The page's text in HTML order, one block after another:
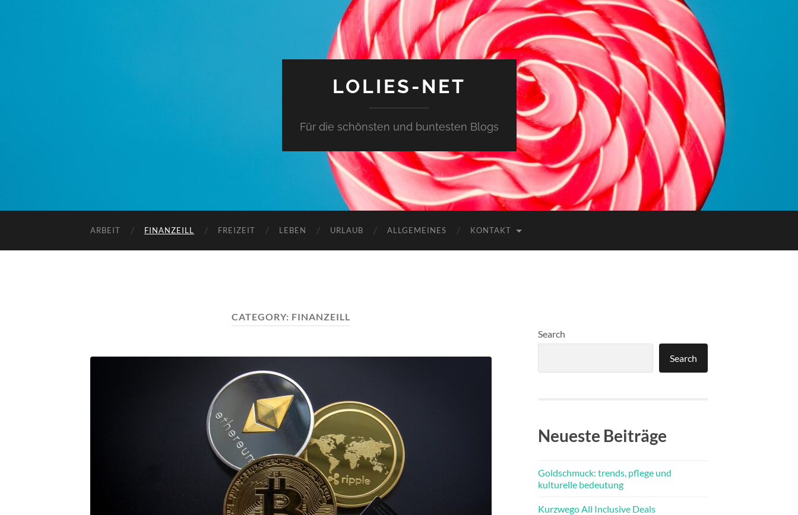
LOLIES-NET
Für die schönsten und buntesten Blogs
ARBEIT FINANZEILL FREIZEIT LEBEN URLAUB ALLGEMEINES KONTAKT
CATEGORY: FINANZEILL
Search
Search
Neueste Beiträge
Goldschmuck: trends, pflege und
kulturelle bedeutung
Kurzwego All Inclusive Deals